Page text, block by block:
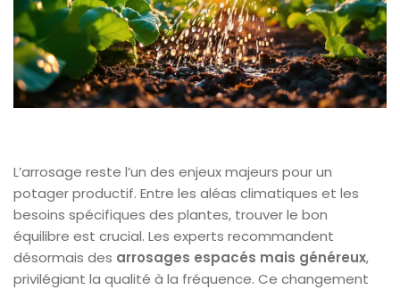
L’arrosage reste l’un des enjeux majeurs pour un
potager productif. Entre les aléas climatiques et les
besoins spécifiques des plantes, trouver le bon
équilibre est crucial. Les experts recommandent
désormais des arrosages espacés mais généreux,
privilégiant la qualité à la fréquence. Ce changement